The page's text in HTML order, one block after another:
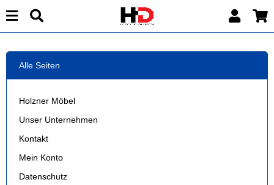
Alle Seiten
Holzner Möbel
Unser Unternehmen
Kontakt
Mein Konto
Datenschutz